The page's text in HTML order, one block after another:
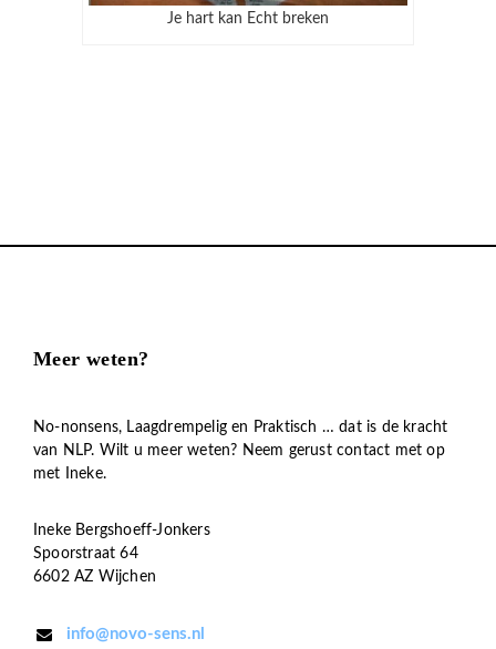
Je hart kan Echt breken
Meer weten?
No-nonsens, Laagdrempelig en Praktisch … dat is de kracht
van NLP. Wilt u meer weten? Neem gerust contact met op
met Ineke.
Ineke Bergshoeff-Jonkers
Spoorstraat 64
6602 AZ Wijchen
info@novo-sens.nl